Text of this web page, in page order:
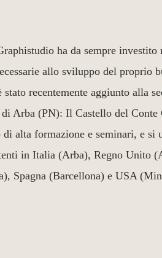
ha da sempre
allo sviluppo del proprio
recentemente aggiunto alla
Arba (PN): Il Castello del Conte
alta formazione e seminari, e si
in Italia (Arba), Regno Unito
Spagna (Barcellona) e USA